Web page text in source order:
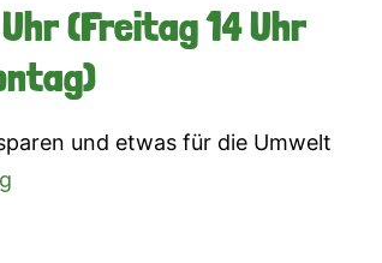
(Freitag 14 Uhr
und etwas für die Umwelt